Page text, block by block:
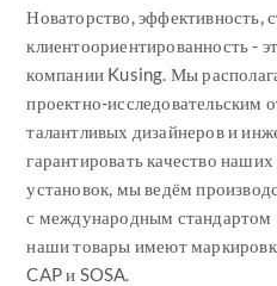
Новаторство, эффективность,
клиентоориентированность -
компании Kusing. Мы
проектно-исследовательским
талантливых дизайнеров и
гарантировать качество
установок, мы ведём
с международным
наши товары имеют
CAP и SOSA.